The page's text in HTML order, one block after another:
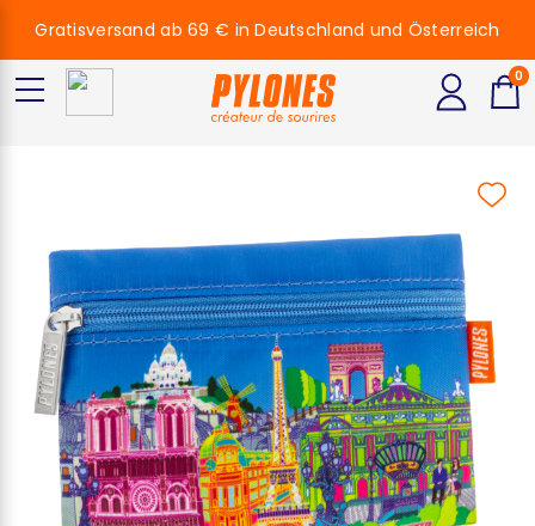
Gratisversand ab 69 € in Deutschland und Österreich
0